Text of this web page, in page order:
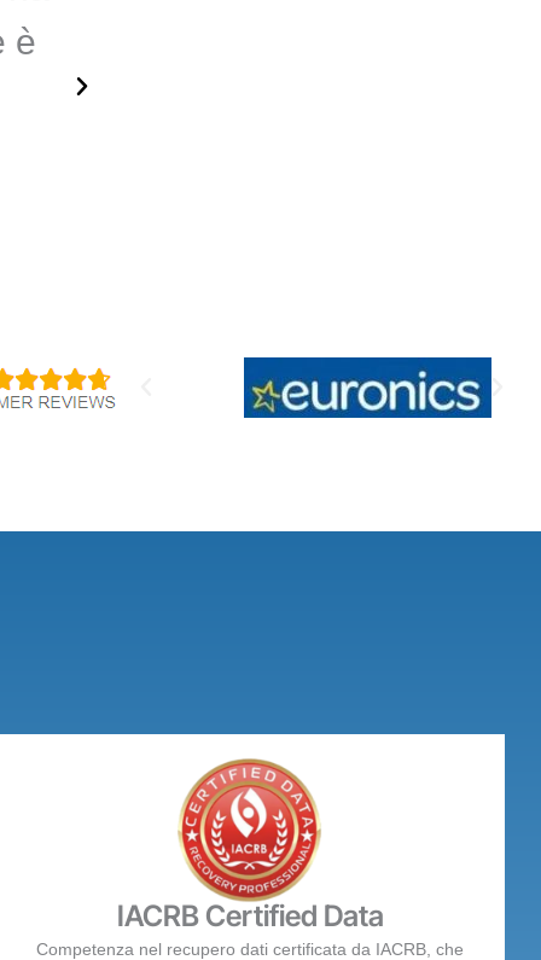
è
IACRB Certified Data
Competenza nel recupero dati certificata da IACRB, che